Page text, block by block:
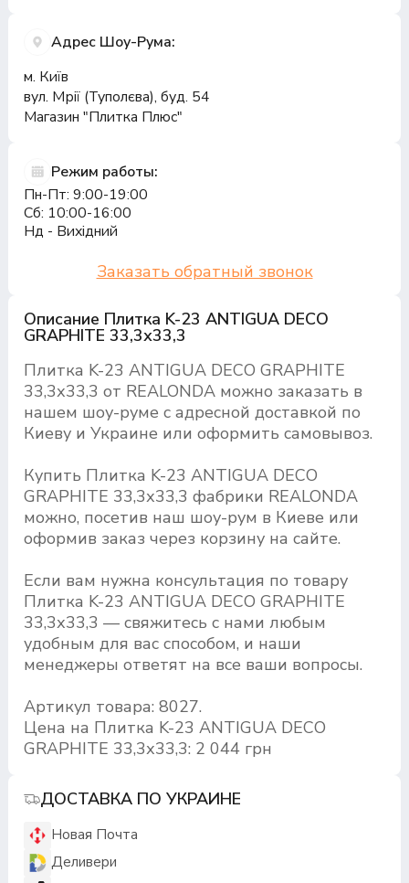
Описание Плитка K-23 ANTIGUA DECO
GRAPHITE 33,3х33,3
Плитка K-23 ANTIGUA DECO GRAPHITE
33,3х33,3 от REALONDA можно заказать в
нашем шоу-руме с адресной доставкой по
Киеву и Украине или оформить самовывоз.
Купить Плитка K-23 ANTIGUA DECO
GRAPHITE 33,3х33,3 фабрики REALONDA
можно, посетив наш шоу-рум в Киеве или
оформив заказ через корзину на сайте.
Если вам нужна консультация по товару
Плитка K-23 ANTIGUA DECO GRAPHITE
33,3х33,3 — свяжитесь с нами любым
удобным для вас способом, и наши
менеджеры ответят на все ваши вопросы.
Артикул товара: 8027.
Цена на Плитка K-23 ANTIGUA DECO
GRAPHITE 33,3х33,3: 2 044 грн
ДОСТАВКА ПО УКРАИНЕ
Новая Почта
Деливери
Адрес Шоу-Рума:
м. Київ
вул. Мрії (Туполєва), буд. 54
Магазин "Плитка Плюс"
Режим работы:
Пн-Пт: 9:00-19:00
Сб: 10:00-16:00
Нд - Вихідний
Заказать обратный звонок